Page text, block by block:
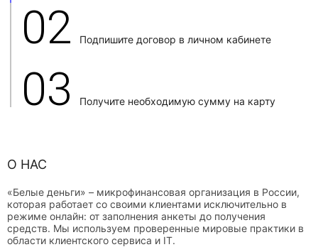
02 Подпишите договор в личном кабинете
03 Получите необходимую сумму на карту
О НАС
«Белые деньги» – микрофинансовая организация в России,
которая работает со своими клиентами исключительно в
режиме онлайн: от заполнения анкеты до получения
средств. Мы используем проверенные мировые практики в
области клиентского сервиса и IT.